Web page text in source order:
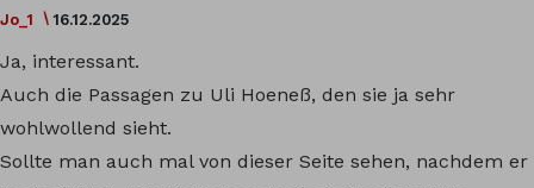
Jo_1 16.12.2025
Ja, interessant.
Auch die Passagen zu Uli Hoeneß, den sie ja sehr
wohlwollend sieht.
Sollte man auch mal von dieser Seite sehen, nachdem er